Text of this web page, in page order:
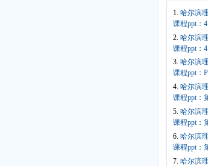
1. 哈尔滨
课程ppt：
2. 哈尔滨
课程ppt：
3. 哈尔滨
课程ppt：
4. 哈尔滨
课程ppt：
5. 哈尔滨
课程ppt：
6. 哈尔滨
课程ppt：
7. 哈尔滨